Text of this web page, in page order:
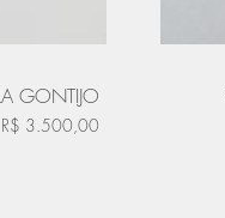
GONTIJO
R$ 3.500,00